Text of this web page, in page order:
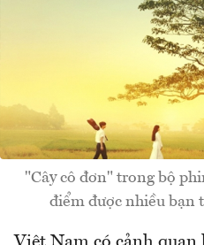
"Cây cô đơn" trong bộ
điểm được nhiều bạn